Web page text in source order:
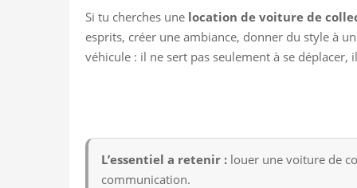
Si tu cherches une location de voiture de
esprits, créer une ambiance, donner du style à
véhicule : il ne sert pas seulement à se déplacer,
L’essentiel a retenir : louer une voiture de
communication.